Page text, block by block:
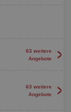
63 weitere
Angebote
>
63 weitere
Angebote
>